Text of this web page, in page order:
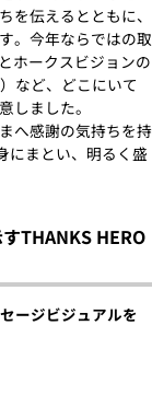
を伝えるとともに、
。今年ならではの取
ホークスビジョンの
など、どこにいて
しました。
へ感謝の気持ちを持
にまとい、明るく盛
THANKS HERO
ージビジュアルを